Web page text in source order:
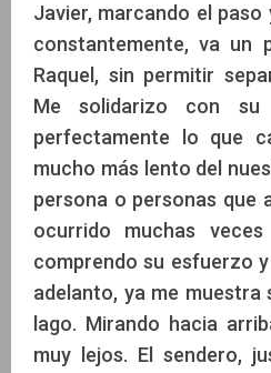
Javier, marcando el paso
constantemente, va un
Raquel, sin permitir
Me solidarizo con su
perfectamente lo que
mucho más lento del
persona o personas que
ocurrido muchas
comprendo su esfuerzo
adelanto, ya me muestra
lago. Mirando hacia
muy lejos. El sendero,